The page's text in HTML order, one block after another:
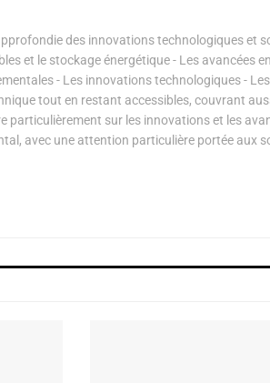
des innovations technologiques et
et le stockage énergétique - Les avancées
- Les innovations technologiques -
tout en restant accessibles, couvrant
particulièrement sur les innovations et les
avec une attention particulière portée aux